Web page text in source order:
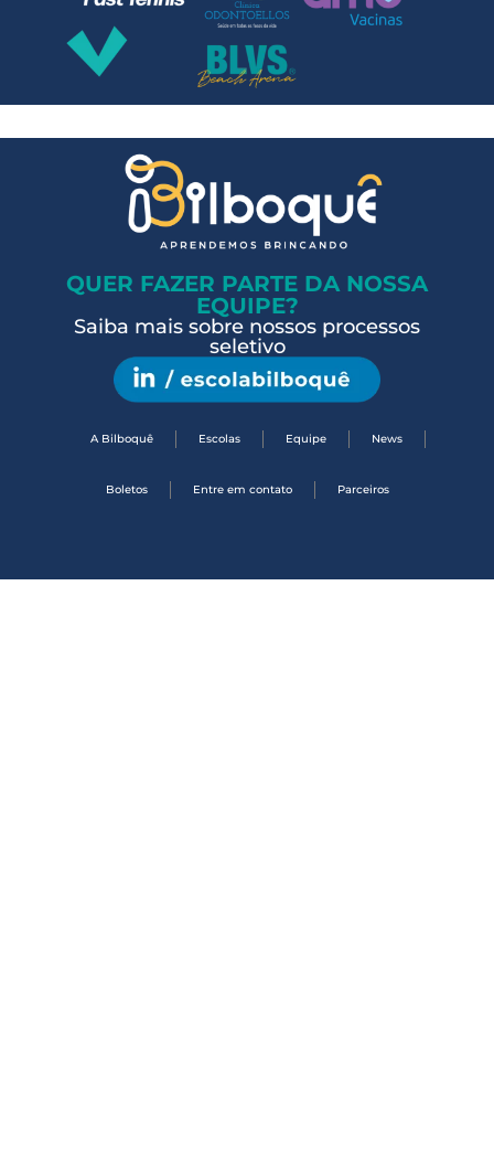
QUER FAZER PARTE DA NOSSA
EQUIPE?
Saiba mais sobre nossos processos
seletivo
A Bilboquê Escolas Equipe News
Boletos Entre em contato Parceiros